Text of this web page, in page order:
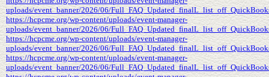
uploads/event_banner/2026/06/
https://hcpcme.org/wp-content/uploads/event-manager-
uploads/event_banner/2026/06/
https://hcpcme.org/wp-content/uploads/event-manager-
uploads/event_banner/2026/06/
https://hcpcme.org/wp-content/uploads/event-manager-
uploads/event_banner/2026/06/